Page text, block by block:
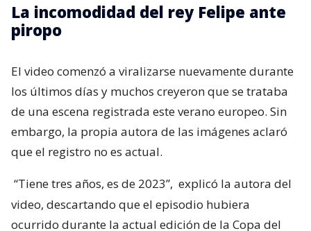
La incomodidad del rey Felipe ante
piropo
El video comenzó a viralizarse nuevamente durante
los últimos días y muchos creyeron que se trataba
de una escena registrada este verano europeo. Sin
embargo, la propia autora de las imágenes aclaró
que el registro no es actual.
“Tiene tres años, es de 2023”, explicó la autora del
video, descartando que el episodio hubiera
ocurrido durante la actual edición de la Copa del